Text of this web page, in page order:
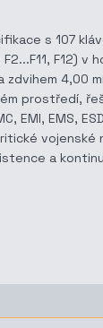
s 107
zdvihem
prostředí,
EMI, EMS,
a